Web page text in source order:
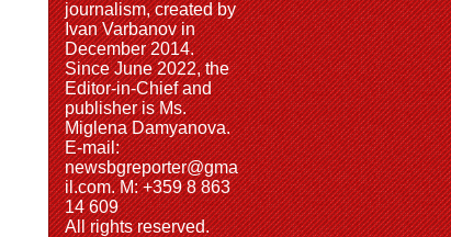
journalism, created by
Ivan Varbanov in
December 2014.
Since June 2022, the
Editor-in-Chief and
publisher is Ms.
Miglena Damyanova.
Е-mail:
newsbgreporter@gma
il.com. M: +359 8 863
14 609
All rights reserved.